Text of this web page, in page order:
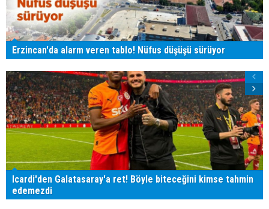
Erzincan'da alarm veren tablo! Nüfus düşüşü sürüyor
Icardi'den Galatasaray'a ret! Böyle biteceğini kimse tahmin
edemezdi